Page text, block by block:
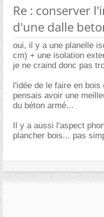
Re : conserver
d'une dalle
oui, il y a une planelle
cm) + une isolation
je ne craind donc pas
l'idée de le faire en
pensais avoir une
du béton armé...
Il y a aussi l'aspect
plancher bois... pas